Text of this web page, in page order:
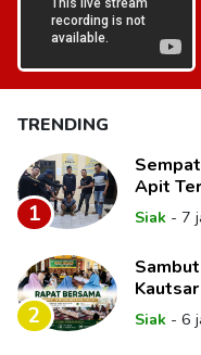
TRENDING
1
Apit
Kelambu
Siak - 7
2 Siak - 6